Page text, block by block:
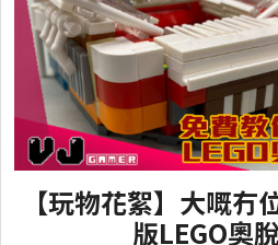
【玩物花絮】大嘅冇
版LEGO奧